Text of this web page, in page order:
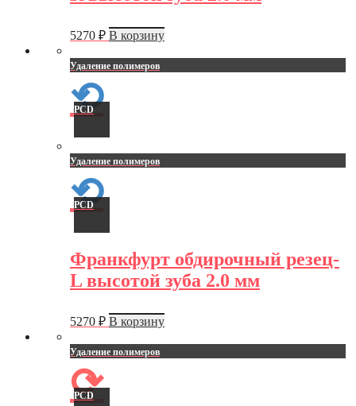
5270 ₽ В корзину
Удаление полимеров
⟲
PCD
Удаление полимеров
⟲
PCD
Франкфурт обдирочный резец-
L высотой зуба 2.0 мм
5270 ₽ В корзину
Удаление полимеров
⟳
PCD